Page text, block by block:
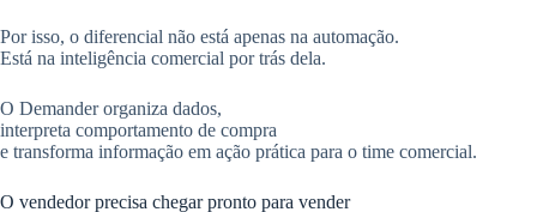
Por isso, o diferencial não está apenas na automação.
Está na inteligência comercial por trás dela.
O Demander organiza dados,
interpreta comportamento de compra
e transforma informação em ação prática para o time comercial.
O vendedor precisa chegar pronto para vender